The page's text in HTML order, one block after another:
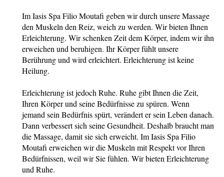
Im Iasis Spa Filio Moutafi geben wir durch unsere Massage
den Muskeln den Reiz, weich zu werden. Wir bieten Ihnen
Erleichterung. Wir schenken Zeit dem Körper, indem wir ihn
erweichen und beruhigen. Ihr Körper fühlt unsere
Berührung und wird erleichtert. Erleichterung ist keine
Heilung.
Erleichterung ist jedoch Ruhe. Ruhe gibt Ihnen die Zeit,
Ihren Körper und seine Bedürfnisse zu spüren. Wenn
jemand sein Bedürfnis spürt, verändert er sein Leben danach.
Dann verbessert sich seine Gesundheit. Deshalb braucht man
die Massage, damit sie sich erweicht. Im Iasis Spa Filio
Moutafi erweichen wir die Muskeln mit Respekt vor Ihren
Bedürfnissen, weil wir Sie fühlen. Wir bieten Erleichterung
und Ruhe.